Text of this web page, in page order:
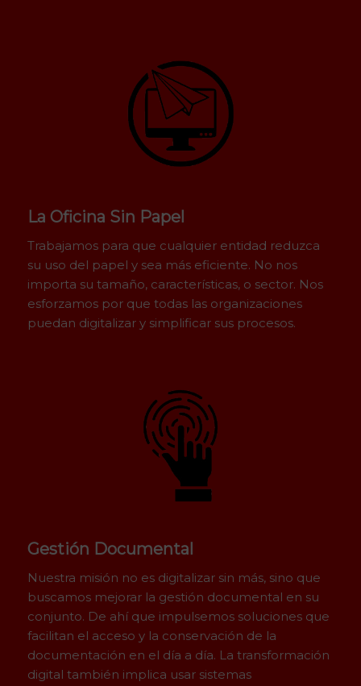
La Oficina Sin Papel
Trabajamos para que cualquier entidad reduzca
su uso del papel y sea más eficiente. No nos
importa su tamaño, características, o sector. Nos
esforzamos por que todas las organizaciones
puedan digitalizar y simplificar sus procesos.
Gestión Documental
Nuestra misión no es digitalizar sin más, sino que
buscamos mejorar la gestión documental en su
conjunto. De ahí que impulsemos soluciones que
facilitan el acceso y la conservación de la
documentación en el día a día. La transformación
digital también implica usar sistemas